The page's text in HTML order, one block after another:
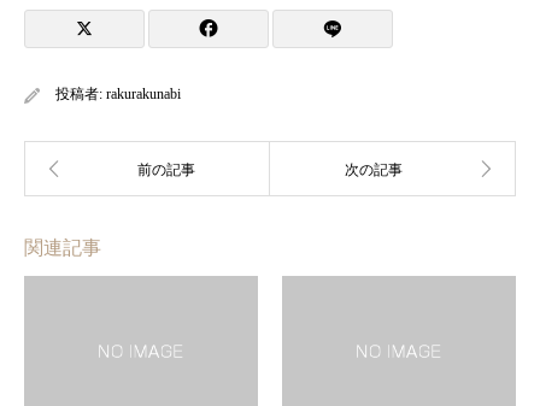
投稿者: rakurakunabi
関連記事